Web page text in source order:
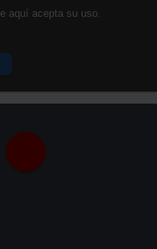
aquí acepta su uso.